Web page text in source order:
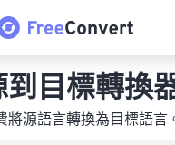
到目標轉換
將源語言轉換為目標語言